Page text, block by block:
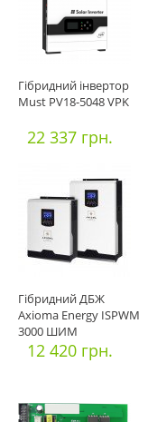
Гібридний інвертор
Must PV18-5048 VPK
22 337 грн.
Гібридний ДБЖ
Axioma Energy ISPWM
3000 ШИМ
12 420 грн.